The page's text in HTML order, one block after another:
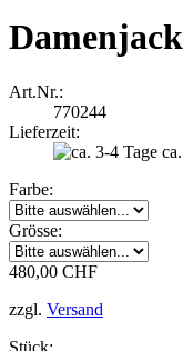
Art.Nr.:
770244
Lieferzeit:
Farbe:
Grösse:
480,00 CHF
zzgl. Versand
Stück: